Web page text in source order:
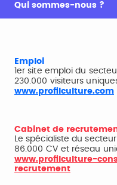
Qui sommes-nous ?
Emploi
1er site emploi du
230.000 visiteurs
www.profilculture.com
Cabinet de
Le spécialiste du
86.000 CV et réseau
www.profilculture-
recrutement